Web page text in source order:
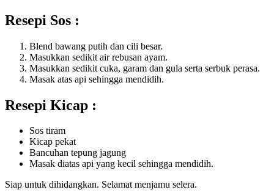
Resepi Sos :
Blend bawang putih dan cili besar.
Masukkan sedikit air rebusan ayam.
Masukkan sedikit cuka, garam dan gula serta serbuk perasa.
Masak atas api sehingga mendidih.
Resepi Kicap :
Sos tiram
Kicap pekat
Bancuhan tepung jagung
Masak diatas api yang kecil sehingga mendidih.
Siap untuk dihidangkan. Selamat menjamu selera.